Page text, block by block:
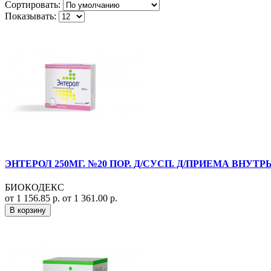
Сортировать:
Показывать:
ЭНТЕРОЛ 250МГ. №20 ПОР. Д/СУСП. Д/ПРИЕМА
БИОКОДЕКС
от 1 156.85 р. от 1 361.00 р.
В корзину